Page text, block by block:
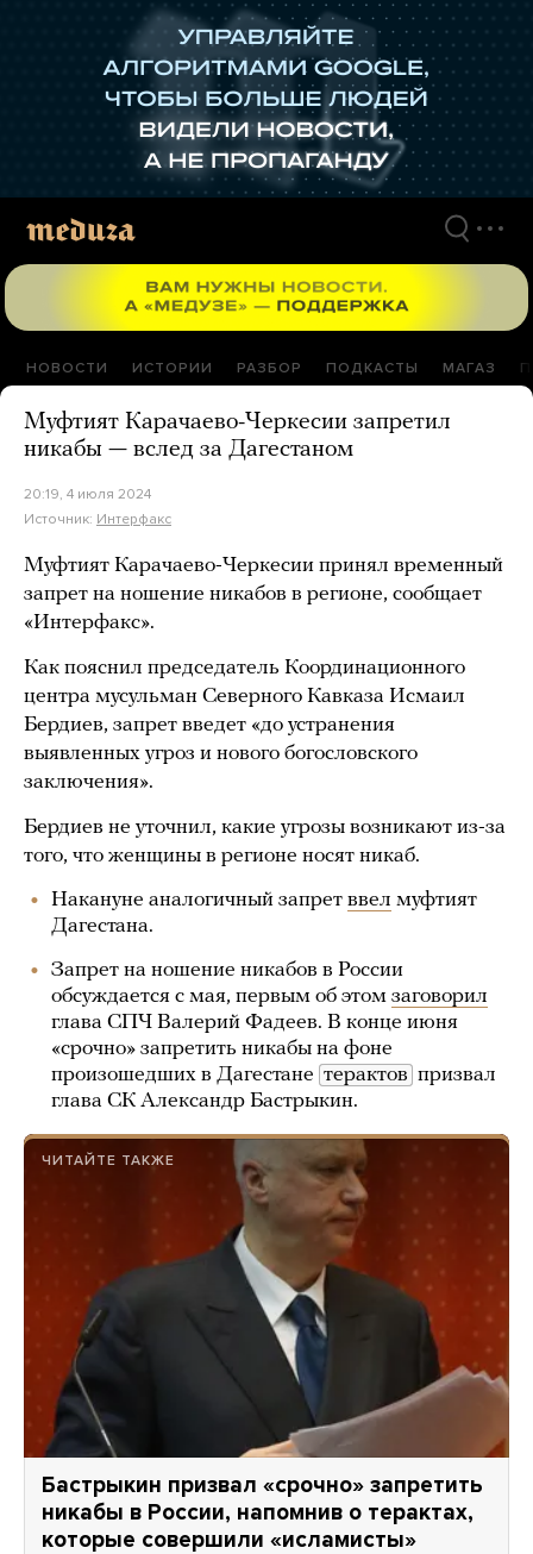
НОВОСТИ ИСТОРИИ РАЗБОР ПОДКАСТЫ МАГАЗ
Муфтият Карачаево-Черкесии запретил
никабы — вслед за Дагестаном
20:19, 4 июля 2024
Источник: Интерфакс
Муфтият Карачаево-Черкесии принял временный
запрет на ношение никабов в регионе, сообщает
«Интерфакс».
Как пояснил председатель Координационного
центра мусульман Северного Кавказа Исмаил
Бердиев, запрет введет «до устранения
выявленных угроз и нового богословского
заключения».
Бердиев не уточнил, какие угрозы возникают из-за
того, что женщины в регионе носят никаб.
Накануне аналогичный запрет ввел муфтият
Дагестана.
Запрет на ношение никабов в России
обсуждается с мая, первым об этом заговорил
глава СПЧ Валерий Фадеев. В конце июня
«срочно» запретить никабы на фоне
произошедших в Дагестане терактов призвал
глава СК Александр Бастрыкин.
ЧИТАЙТЕ ТАКЖЕ
Бастрыкин призвал «срочно» запретить
никабы в России, напомнив о терактах,
которые совершили «исламисты»